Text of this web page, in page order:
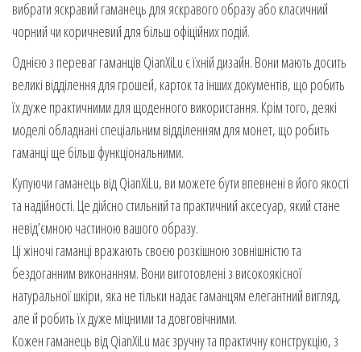
вибрати яскравий гаманець для яскравого образу або класичний
чорний чи коричневий для більш офіційних подій.
Однією з переваг гаманців QianXiLu є їхній дизайн. Вони мають досить
великі відділення для грошей, карток та інших документів, що робить
їх дуже практичними для щоденного використання. Крім того, деякі
моделі обладнані спеціальним відділенням для монет, що робить
гаманці ще більш функціональними.
Купуючи гаманець від QianXiLu, ви можете бути впевнені в його якості
та надійності. Це дійсно стильний та практичний аксесуар, який стане
невід’ємною частиною вашого образу.
Ці жіночі гаманці вражають своєю розкішною зовнішністю та
бездоганним виконанням. Вони виготовлені з високоякісної
натуральної шкіри, яка не тільки надає гаманцям елегантний вигляд,
але й робить їх дуже міцними та довговічними.
Кожен гаманець від QianXiLu має зручну та практичну конструкцію, з